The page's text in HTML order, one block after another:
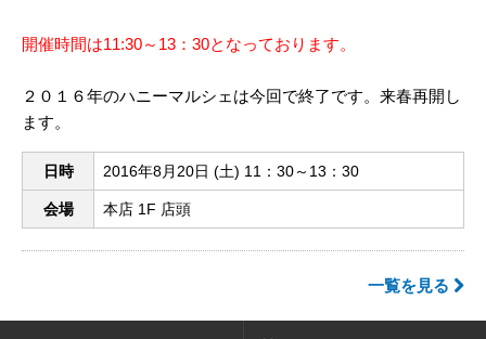
開催時間は11:30～13：30となっております。
２０１６年のハニーマルシェは今回で終了です。来春再開し
ます。
日時 2016年8月20日 (土) 11：30～13：30
会場 本店 1F 店頭
一覧を見る